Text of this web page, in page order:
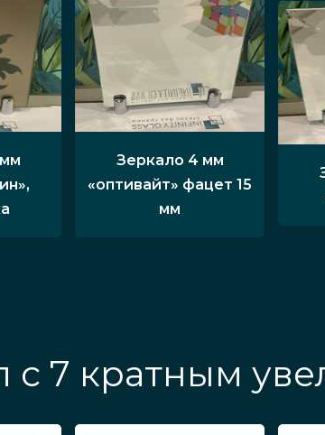
Зеркало 4 мм
«оптивайт» фацет 15
мм
с 7 кратным